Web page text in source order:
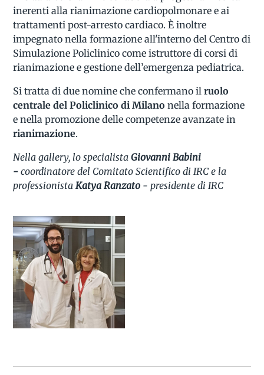
inerenti alla rianimazione cardiopolmonare e ai
trattamenti post-arresto cardiaco. È inoltre
impegnato nella formazione all'interno del Centro di
Simulazione Policlinico come istruttore di corsi di
rianimazione e gestione dell’emergenza pediatrica.
Si tratta di due nomine che confermano il ruolo
centrale del Policlinico di Milanonella formazione
e nella promozione delle competenze avanzate in
rianimazione.
Nella gallery, lo specialistaGiovanni Babini
-coordinatore del Comitato Scientifico di IRC e la
professionistaKatya Ranzato - presidente di IRC